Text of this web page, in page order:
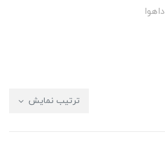
داهوا
ترتیب نمایش